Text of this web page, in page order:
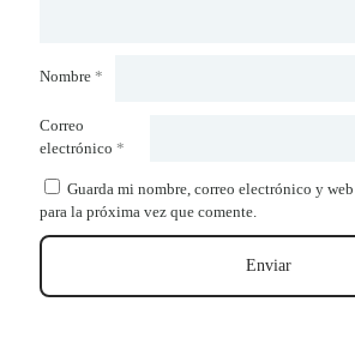
Nombre *
Correo
electrónico *
Guarda mi nombre, correo electrónico y
para la próxima vez que comente.